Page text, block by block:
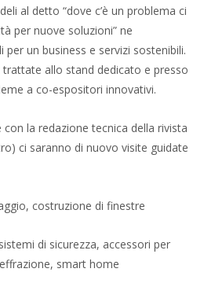
al detto “dove c’è un problema ci
per nuove soluzioni” ne
un business e servizi sostenibili.
allo stand dedicato e presso
a co-espositori innovativi.
la redazione tecnica della rivista
ci saranno di nuovo visite guidate
costruzione di finestre
di sicurezza, accessori per
smart home